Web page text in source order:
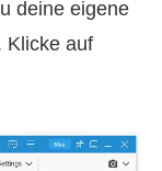
deine eigene
Klicke auf